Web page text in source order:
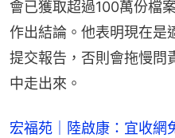
會已獲取超過100萬份檔
作出結論。他表明現在是
提交報告，否則會拖慢問
中走出來。
宏福苑｜陸啟康：宜收